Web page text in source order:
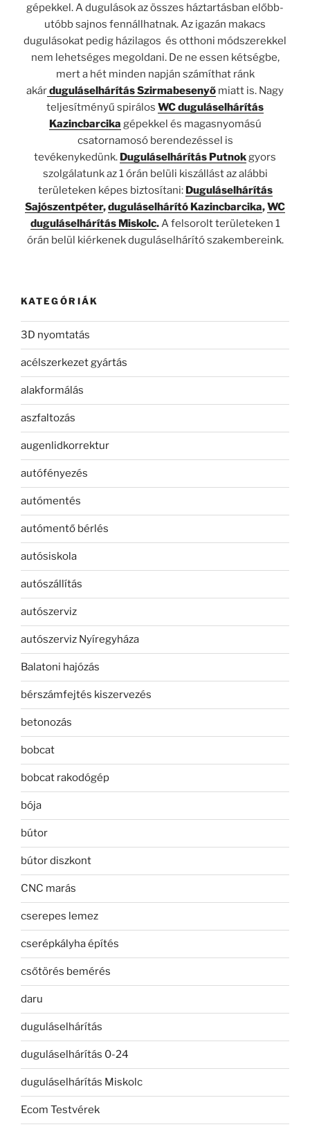
gépekkel. A dugulások az összes háztartásban előbb-
utóbb sajnos fennállhatnak. Az igazán makacs
dugulásokat pedig házilagos és otthoni módszerekkel
nem lehetséges megoldani. De ne essen kétségbe,
mert a hét minden napján számíthat ránk
akárduguláselhárítás Szirmabesenyő miatt is. Nagy
teljesítményű spirálos WC duguláselhárítás
Kazincbarcika gépekkel és magasnyomású
csatornamosó berendezéssel is
tevékenykedünk. Duguláselhárítás Putnokgyors
szolgálatunk az 1 órán belüli kiszállást az alábbi
területeken képes biztosítani: Duguláselhárítás
Sajószentpéter,duguláselhárító Kazincbarcika,WC
duguláselhárítás Miskolc.A felsorolt területeken 1
órán belül kiérkenek duguláselhárító szakembereink.
KATEGÓRIÁK
3D nyomtatás
acélszerkezet gyártás
alakformálás
aszfaltozás
augenlidkorrektur
autófényezés
autómentés
autómentő bérlés
autósiskola
autószállítás
autószerviz
autószerviz Nyíregyháza
Balatoni hajózás
bérszámfejtés kiszervezés
betonozás
bobcat
bobcat rakodógép
bója
bútor
bútor diszkont
CNC marás
cserepes lemez
cserépkályha építés
csőtörés bemérés
daru
duguláselhárítás
duguláselhárítás 0-24
duguláselhárítás Miskolc
Ecom Testvérek